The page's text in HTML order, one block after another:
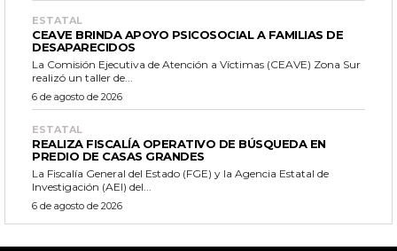
ESTATAL
CEAVE BRINDA APOYO PSICOSOCIAL A FAMILIAS DE
DESAPARECIDOS
La Comisión Ejecutiva de Atención a Víctimas (CEAVE) Zona Sur
realizó un taller de...
6 de agosto de 2026
ESTATAL
REALIZA FISCALÍA OPERATIVO DE BÚSQUEDA EN
PREDIO DE CASAS GRANDES
La Fiscalía General del Estado (FGE) y la Agencia Estatal de
Investigación (AEI) del...
6 de agosto de 2026